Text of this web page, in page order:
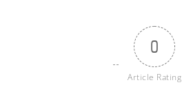
0
Article Rating